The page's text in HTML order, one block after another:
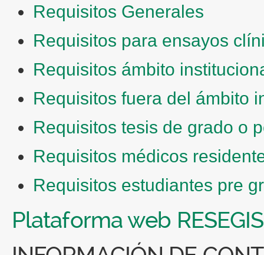
Requisitos Generales
Requisitos para ensayos
Requisitos ámbito
Requisitos fuera del ámbito
Requisitos tesis de grado o
Requisitos médicos
Requisitos estudiantes pre
Plataforma web RESEGIS